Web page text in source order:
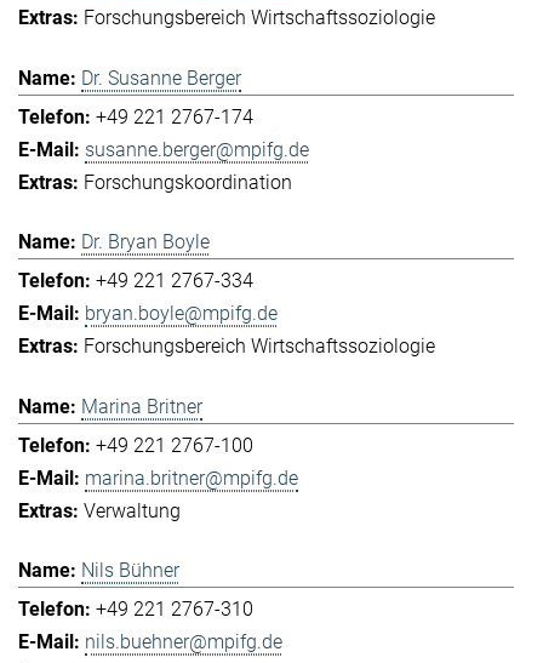
Forschungsbereich Wirtschaftssoziologie
Dr. Susanne Berger
+49 221 2767-174
susanne.berger@mpifg.de
Forschungskoordination
Dr. Bryan Boyle
+49 221 2767-334
bryan.boyle@mpifg.de
Forschungsbereich Wirtschaftssoziologie
Marina Britner
+49 221 2767-100
marina.britner@mpifg.de
Verwaltung
Nils Bühner
+49 221 2767-310
nils.buehner@mpifg.de